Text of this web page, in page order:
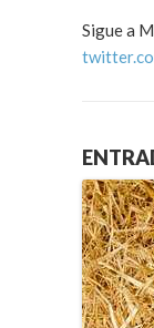
Sigue a